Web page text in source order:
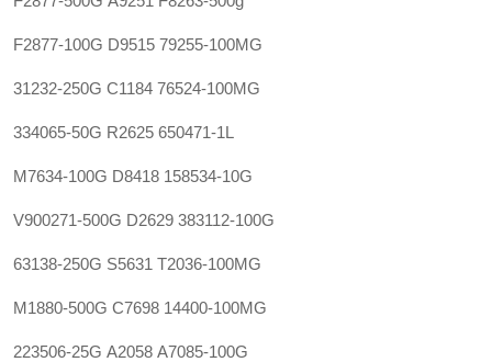
F2877-100G D9515 79255-100MG
31232-250G C1184 76524-100MG
334065-50G R2625 650471-1L‍
M7634-100G D8418 158534-10G
V900271-500G D2629 383112-100G
63138-250G S5631 T2036-100MG
M1880-500G C7698 14400-100MG
223506-25G A2058 A7085-100G